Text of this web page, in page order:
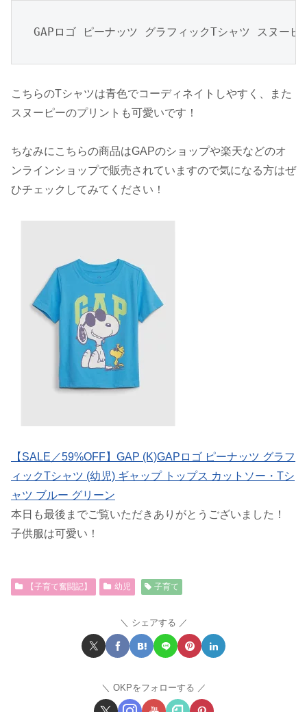
GAPロゴ ピーナッツ グラフィックTシャツ スヌー
こちらのTシャツは青色でコーディネイトしやすく、また
スヌーピーのプリントも可愛いです！
ちなみにこちらの商品はGAPのショップや楽天などのオ
ンラインショップで販売されていますので気になる方はぜ
ひチェックしてみてください！
【SALE／59%OFF】GAP (K)GAPロゴ ピーナッツ グラフ
ィックTシャツ (幼児) ギャップ トップス カットソー・Tシ
ャツ ブルー グリーン
本日も最後までご覧いただきありがとうございました！
子供服は可愛い！
【子育て奮闘記】 幼児 子育て
シェアする
OKPをフォローする